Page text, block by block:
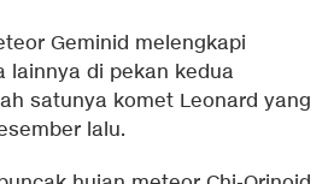
Geminid melengkapi
lainnya di pekan kedua
satunya komet Leonard yang
lalu.